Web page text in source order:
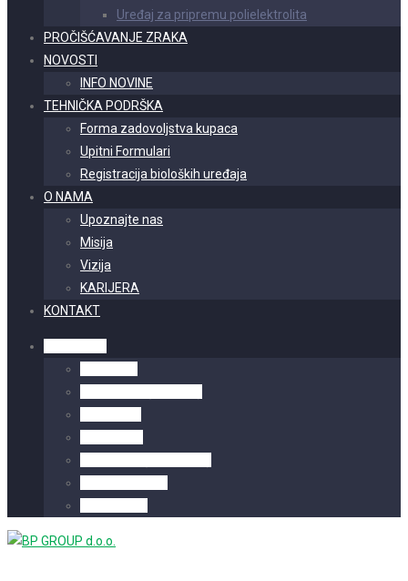
Uređaj za pripremu polielektrolita
PROČIŠĆAVANJE ZRAKA
NOVOSTI
INFO NOVINE
TEHNIČKA PODRŠKA
Forma zadovoljstva kupaca
Upitni Formulari
Registracija bioloških uređaja
O NAMA
Upoznajte nas
Misija
Vizija
KARIJERA
KONTAKT